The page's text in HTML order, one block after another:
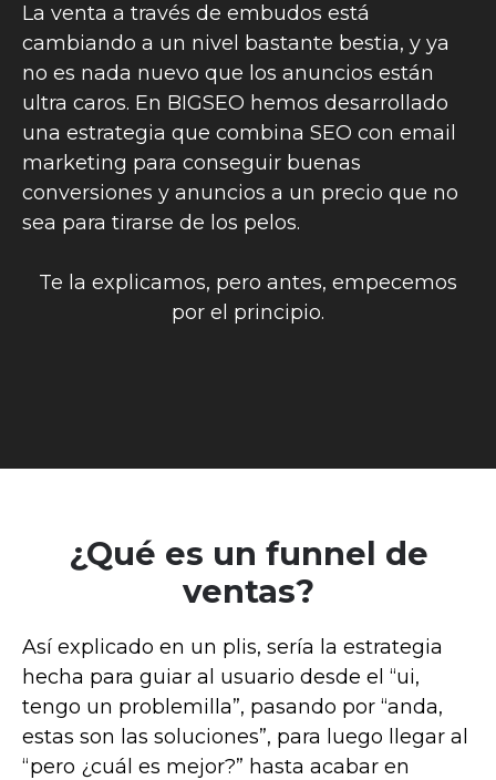
La venta a través de embudos está
cambiando a un nivel bastante bestia, y ya
no es nada nuevo que los anuncios están
ultra caros. En BIGSEO hemos desarrollado
una estrategia que combina SEO con email
marketing para conseguir buenas
conversiones y anuncios a un precio que no
sea para tirarse de los pelos.
Te la explicamos, pero antes, empecemos
por el principio.
¿Qué es un funnel de
ventas?
Así explicado en un plis, sería la estrategia
hecha para guiar al usuario desde el “ui,
tengo un problemilla”, pasando por “anda,
estas son las soluciones”, para luego llegar al
“pero ¿cuál es mejor?” hasta acabar en